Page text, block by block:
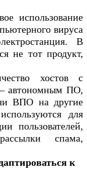
использование
вируса
В
не тот продукт,
хостов с
автономным ПО,
ВПО на другие
для
пользователей,
спама,
к